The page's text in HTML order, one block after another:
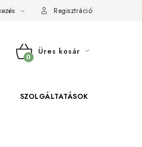
Regisztráció
KOSÁR
Üres kosár
SZOLGÁLTATÁSOK